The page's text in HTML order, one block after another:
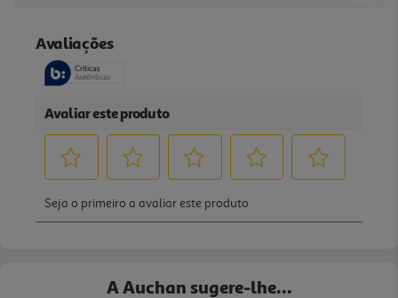
A Auchan sugere-lhe...